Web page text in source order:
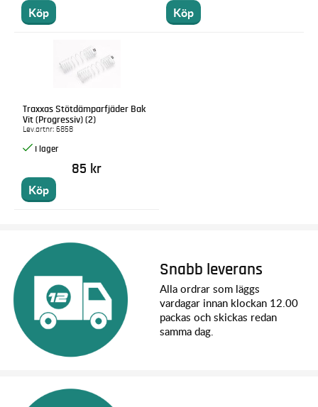
Köp Köp
Traxxas Stötdämparfjäder Bak
Vit (Progressiv) (2)
Lev.artnr: 6858
85 kr
Köp
Snabb leverans
Alla ordrar som läggs
vardagar innan klockan 12.00
packas och skickas redan
samma dag.